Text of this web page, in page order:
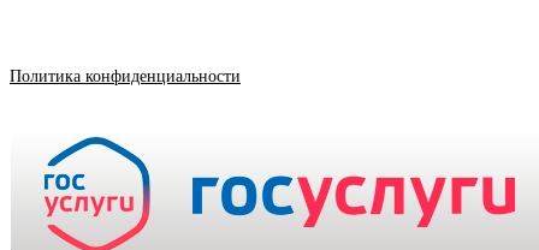
Политика конфиденциальности